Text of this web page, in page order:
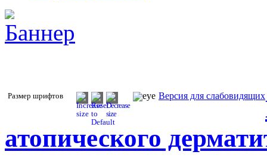
Размер шрифтов Версия для слабовидящих
атопического